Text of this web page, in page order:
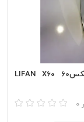
آینه بغل لیفان ایکس60 LIFAN X60